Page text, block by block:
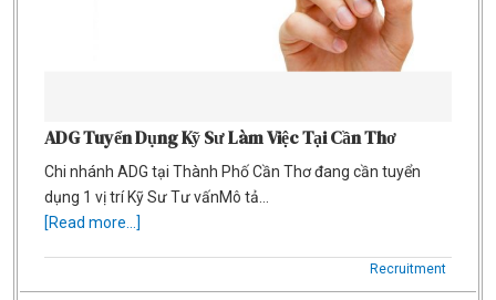
ADG Tuyển Dụng Kỹ Sư Làm Việc Tại Cần Thơ
Chi nhánh ADG tại Thành Phố Cần Thơ đang cần tuyển
dụng 1 vị trí Kỹ Sư Tư vấnMô tả…
[Read more...]
Recruitment